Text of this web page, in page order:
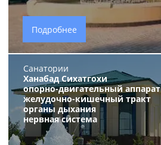
Подробнее
Санатории
Ханабад Сихатгохи
опорно-двигательный аппарат
желудочно-кишечный тракт
органы дыхания
нервная система